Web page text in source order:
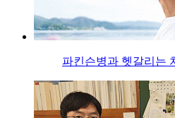
파킨슨병과 헷갈리는